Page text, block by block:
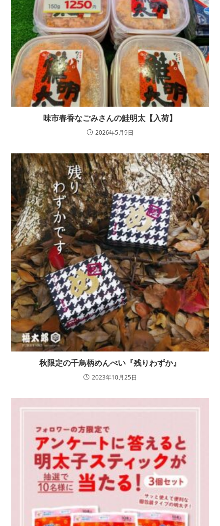
味市春香なごみさんの鮭明太【入荷】
2026年5月9日
秋限定の千鳥柄めんべい『残りわずか』
2023年10月25日